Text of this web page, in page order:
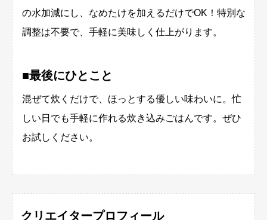
の水加減にし、なめたけを加えるだけでOK！特別な
調整は不要で、手軽に美味しく仕上がります。
■最後にひとこと
混ぜて炊くだけで、ほっとする優しい味わいに。忙
しい日でも手軽に作れる炊き込みごはんです。ぜひ
お試しください。
クリエイタープロフィール